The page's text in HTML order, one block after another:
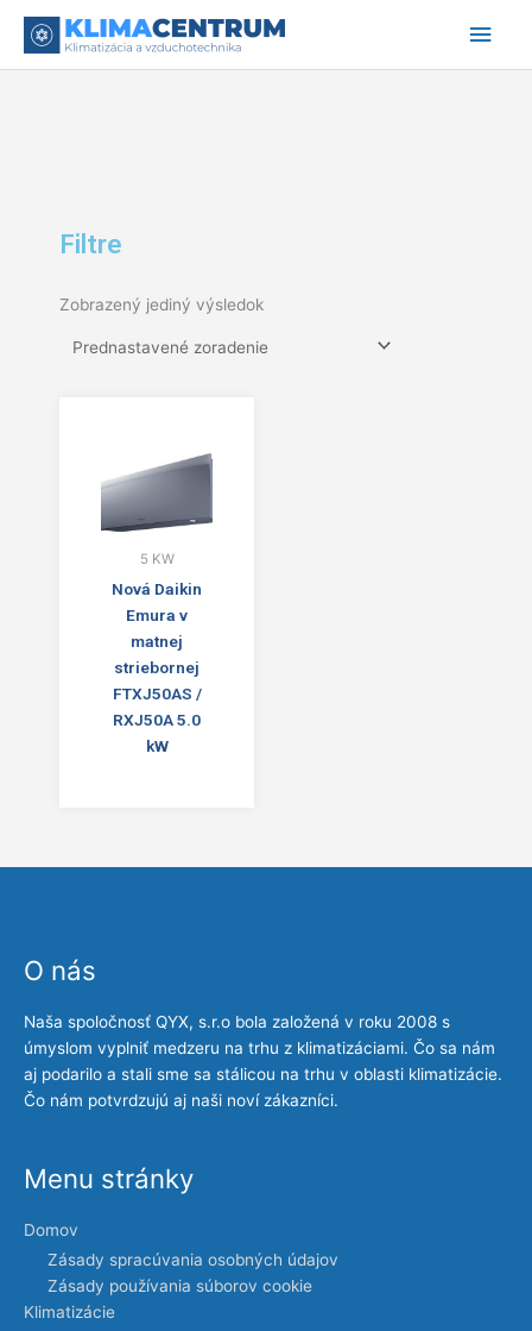
Filtre
Zobrazený jediný výsledok
5 KW
Nová Daikin
Emura v
matnej
striebornej
FTXJ50AS /
RXJ50A 5.0
kW
O nás
Naša spoločnosť QYX, s.r.o bola založená v roku 2008 s
úmyslom vyplniť medzeru na trhu z klimatizáciami. Čo sa nám
aj podarilo a stali sme sa stálicou na trhu v oblasti klimatizácie.
Čo nám potvrdzujú aj naši noví zákazníci.
Menu stránky
Domov
Zásady spracúvania osobných údajov
Zásady používania súborov cookie
Klimatizácie